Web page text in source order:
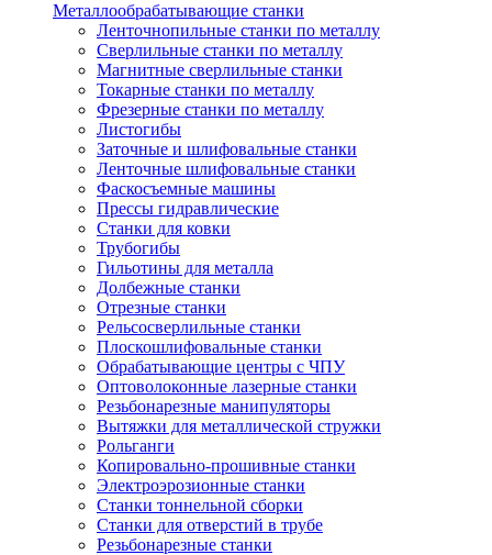
Металлообрабатывающие станки
Ленточнопильные станки по металлу
Сверлильные станки по металлу
Магнитные сверлильные станки
Токарные станки по металлу
Фрезерные станки по металлу
Листогибы
Заточные и шлифовальные станки
Ленточные шлифовальные станки
Фаскосъемные машины
Прессы гидравлические
Станки для ковки
Трубогибы
Гильотины для металла
Долбежные станки
Отрезные станки
Рельсосверлильные станки
Плоскошлифовальные станки
Обрабатывающие центры с ЧПУ
Оптоволоконные лазерные станки
Резьбонарезные манипуляторы
Вытяжки для металлической стружки
Рольганги
Копировально-прошивные станки
Электроэрозионные станки
Станки тоннельной сборки
Станки для отверстий в трубе
Резьбонарезные станки